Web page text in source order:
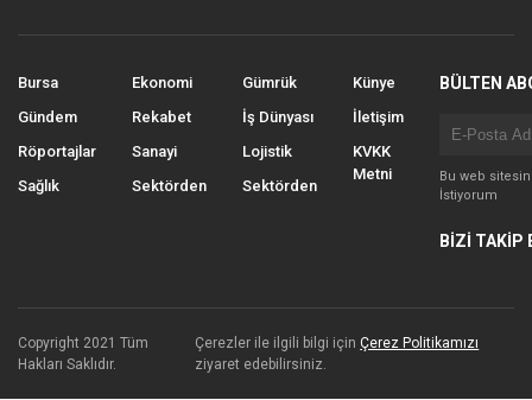
Bursa
Gündem
Röportajlar
Sağlık
Ekonomi
Rekabet
Sanayi
Sektörden
Gümrük
İş Dünyası
Lojistik
Sektörden
Künye
İletişim
KVKK
Metni
BÜLTEN
Bu web
İstiyorum
BİZİ TAKİP
Copyright 2021 Tüm
Hakları Saklıdır.
Çerezler ile ilgili bilgi içinÇerez Politikamızı
ziyaret edebilirsiniz.